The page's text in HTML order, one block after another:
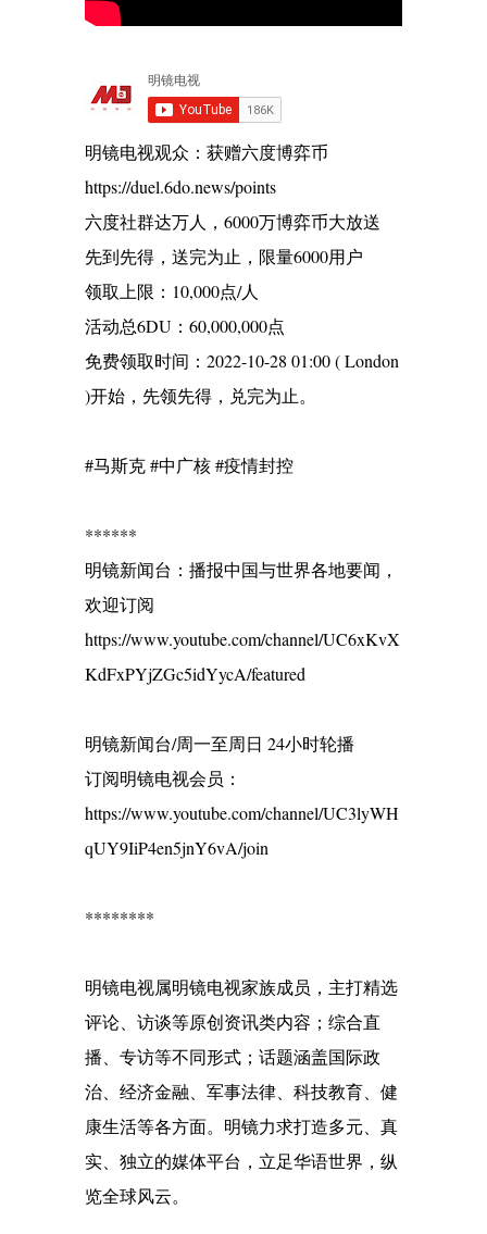
明镜电视观众：获赠六度博弈币
https://duel.6do.news/points
六度社群达万人，6000万博弈币大放送
先到先得，送完为止，限量6000用户
领取上限：10,000点/人
活动总6DU：60,000,000点
免费领取时间：2022-10-28 01:00 ( London
)开始，先领先得，兑完为止。
#马斯克 #中广核 #疫情封控
******
明镜新闻台：播报中国与世界各地要闻，
欢迎订阅
https://www.youtube.com/channel/UC6xKvX
KdFxPYjZGc5idYycA/featured
明镜新闻台/周一至周日 24小时轮播
订阅明镜电视会员：
https://www.youtube.com/channel/UC3lyWH
qUY9IiP4en5jnY6vA/join
********
明镜电视属明镜电视家族成员，主打精选
评论、访谈等原创资讯类内容；综合直
播、专访等不同形式；话题涵盖国际政
治、经济金融、军事法律、科技教育、健
康生活等各方面。明镜力求打造多元、真
实、独立的媒体平台，立足华语世界，纵
览全球风云。